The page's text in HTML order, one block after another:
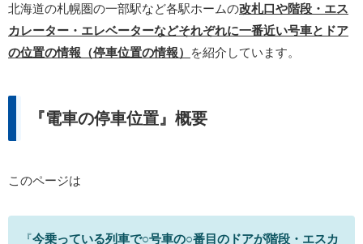
北海道の札幌圏の一部駅など各駅ホームの改札口や階段・エス
カレーター・エレベーターなどそれぞれに一番近い号車とドア
の位置の情報（停車位置の情報）
を紹介しています。
『電車の停車位置』概要
このページは
『今乗っている列車で○号車の○番目のドアが階段・エスカ